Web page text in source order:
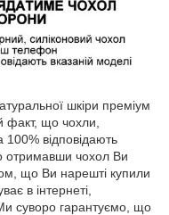
шкіри преміум
факт, що чохли,
100% відповідають
отримавши чохол Ви
що Ви нарешті купили
в інтернеті,
суворо гарантуємо, що